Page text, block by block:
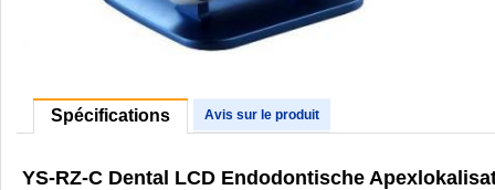
Spécifications Avis sur le produit
YS-RZ-C Dental LCD Endodontische